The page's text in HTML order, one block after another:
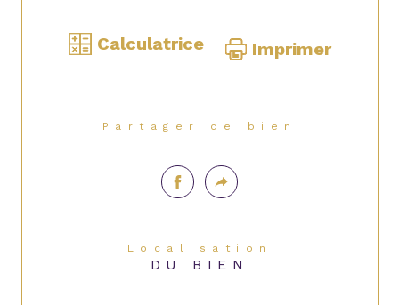
Calculatrice Imprimer
Partager ce bien
Localisation
DU BIEN